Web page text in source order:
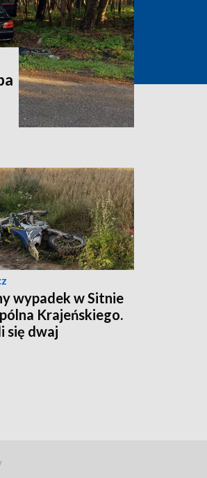
wypadek w Sitnie
Krajeńskiego.
się dwaj